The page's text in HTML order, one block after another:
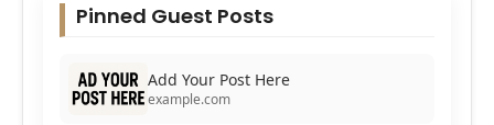
Pinned Guest Posts
Add Your Post Here
example.com